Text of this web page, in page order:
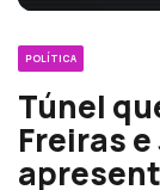
POLÍTICA
Túnel
Freiras